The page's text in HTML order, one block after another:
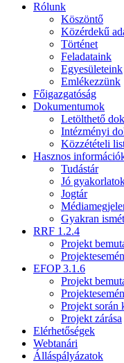
Rólunk
Köszöntő
Közérdekű
Történet
Feladataink
Egyesületeink
Emlékezzünk
Főigazgatóság
Dokumentumok
Letölthető
Intézményi
Közzétételi
Hasznos
Tudástár
Jó
Jogtár
Gyakran
RRF 1.2.4
Projekt
EFOP 3.1.6
Projekt
Projekt során
Projekt zárása
Elérhetőségek
Webtanári
Álláspályázatok